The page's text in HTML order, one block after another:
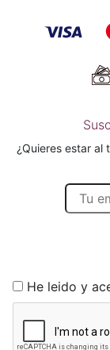
¿Quieres estar al